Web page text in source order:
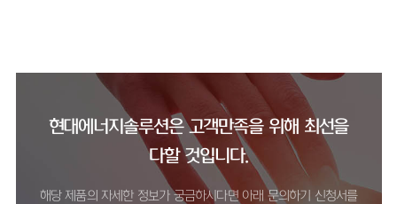
현대에너지솔루션은 고객만족을 위해 최선을
다할 것입니다.
해당 제품의 자세한 정보가 궁금하시다면 아래 문의하기 신청서를